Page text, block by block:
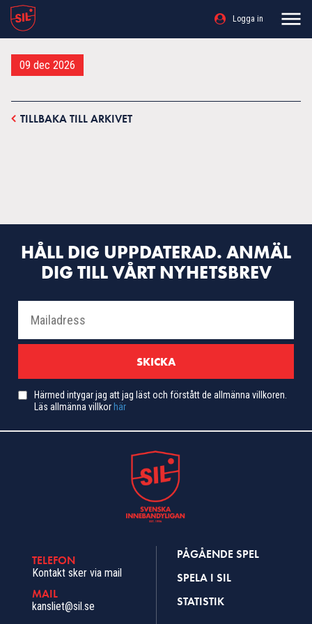
Logga in
09 dec 2026
TILLBAKA TILL ARKIVET
HÅLL DIG UPPDATERAD. ANMÄL
DIG TILL VÅRT NYHETSBREV
Härmed intygar jag att jag läst och förstått de allmänna villkoren.
Läs allmänna villkor här
TELEFON
Kontakt sker via mail
MAIL
kansliet@sil.se
PÅGÅENDE SPEL
SPELA I SIL
STATISTIK